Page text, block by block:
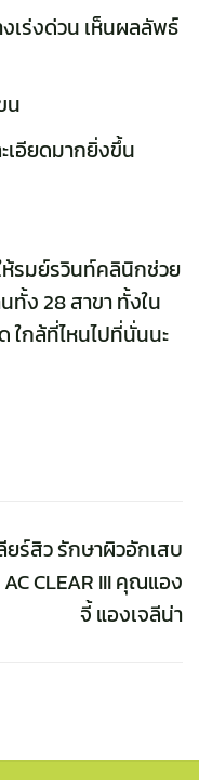
เร่งด่วน เห็นผลลัพธ์
น
เอียดมากยิ่งขึ้น
รมย์รวินท์คลินิกช่วย
ทั้ง 28 สาขา ทั้งใน
ใกล้ที่ไหนไปที่นั่นนะ
ยร์สิว รักษาผิวอักเสบ
CLEAR III คุณแอง
จี้ แองเจลีน่า